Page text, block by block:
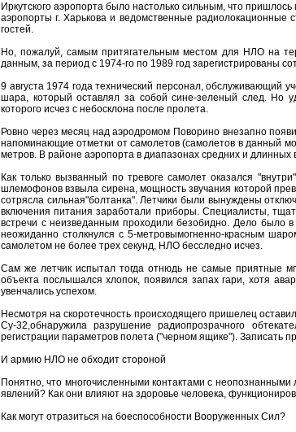
Иркутского аэропорта было настолько сильным, что
аэропорты г. Харькова и ведомственные радиолокационные
гостей.
Но, пожалуй, самым притягательным местом для НЛО на
данным, за период с 1974-го по 1989 год зарегистрированы
9 августа 1974 года технический персонал,
шара, который оставлял за собой сине-зеленый след. Но
которого исчез с небосклона после пролета.
Ровно через месяц над аэродромом Поворино внезапно
напоминающие отметки от самолетов (самолетов в данный
метров. В районе аэропорта в диапазонах средних и
Как только вызванный по тревоге самолет оказался
шлемофонов взвыла сирена, мощность звучания которой
сотрясла сильная"болтанка". Летчики были вынуждены
включения питания заработали приборы. Специалисты,
встречи с неизведанным проходили безобидно. Дело было
неожиданно столкнулся с 5-метровымогненно-красным
самолетом не более трех секунд, НЛО бесследно исчез.
Сам же летчик испытал тогда отнюдь не самые приятные
объекта послышался хлопок, появился запах гари, хотя
увенчались успехом.
Несмотря на скоротечность происходящего пришелец
Су-32,обнаружила разрушение радиопрозрачного
регистрации параметров полета ("черном ящике"). Записать
И армию НЛО не обходит стороной
Понятно, что многочисленными контактами с
явлений? Как они влияют на здоровье человека,
Как могут отразиться на боеспособности Вооруженных Сил?